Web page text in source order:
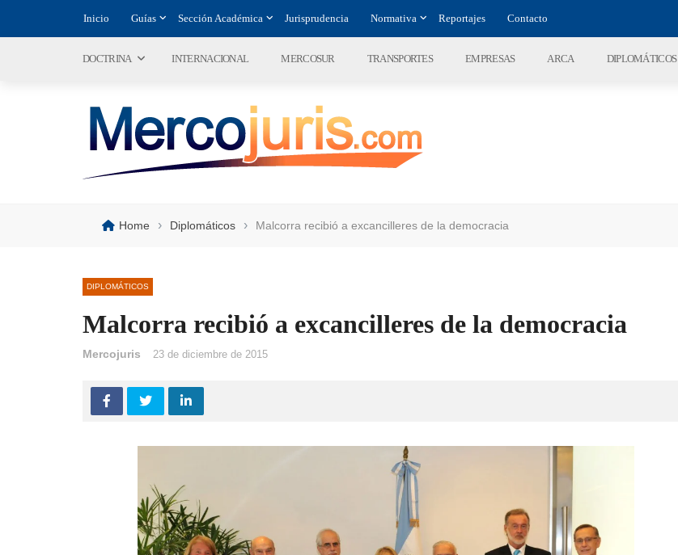
Inicio Guías Sección Académica Jurisprudencia Normativa Reportajes Contacto
DOCTRINA INTERNACIONAL MERCOSUR TRANSPORTES EMPRESAS ARCA DIPLOMÁTICOS
Home › Diplomáticos › Malcorra recibió a excancilleres de la democracia
DIPLOMÁTICOS
Malcorra recibió a excancilleres de la democracia
Mercojuris 23 de diciembre de 2015